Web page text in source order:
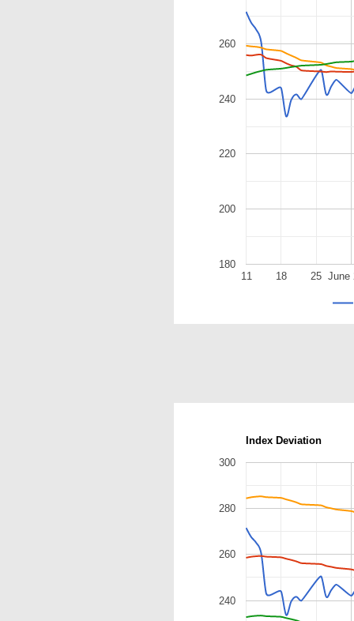
June
11 18 25
180
200
220
240
260
Index Deviation
240
260
280
300